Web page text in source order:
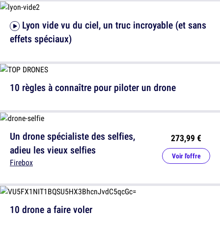
10 règles à connaître pour piloter un drone
10 drone a faire voler
effets spéciaux)
Un drone spécialiste des selfies,
adieu les vieux selfies
Firebox
273,99 €
Voir l'offre